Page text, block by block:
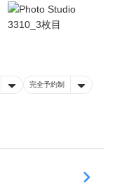
完全予約制